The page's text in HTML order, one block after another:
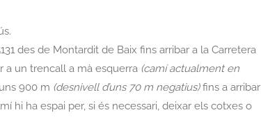
des de Montardit de Baix fins arribar a la Carretera
a un trencall a mà esquerra (camí actualment en
900 m (desnivell d’uns 70 m negatius)fins a arribar
hi ha espai per, si és necessari, deixar els cotxes o